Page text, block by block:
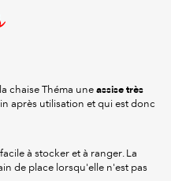
chaise Théma une assise très
après utilisation et qui est donc
à stocker et à ranger. La
de place lorsqu'elle n'est pas